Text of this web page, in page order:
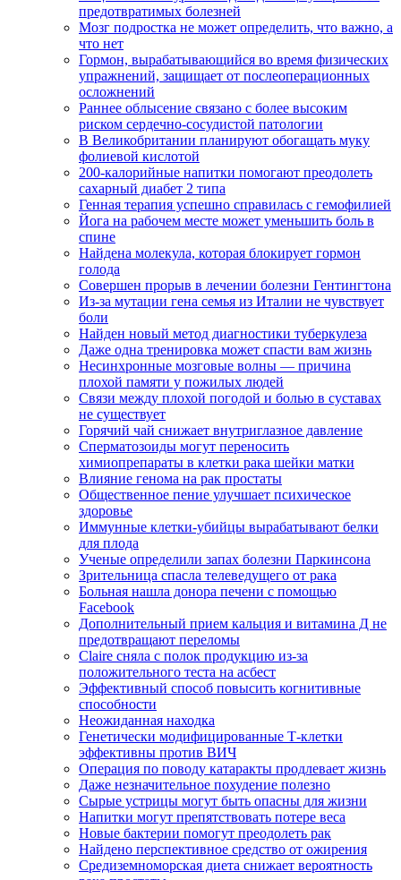
предотвратимых болезней
Мозг подростка не может определить, что важно, а
что нет
Гормон, вырабатывающийся во время физических
упражнений, защищает от послеоперационных
осложнений
Раннее облысение связано с более высоким
риском сердечно-сосудистой патологии
В Великобритании планируют обогащать муку
фолиевой кислотой
200-калорийные напитки помогают преодолеть
сахарный диабет 2 типа
Генная терапия успешно справилась с гемофилией
Йога на рабочем месте может уменьшить боль в
спине
Найдена молекула, которая блокирует гормон
голода
Совершен прорыв в лечении болезни Гентингтона
Из-за мутации гена семья из Италии не чувствует
боли
Найден новый метод диагностики туберкулеза
Даже одна тренировка может спасти вам жизнь
Несинхронные мозговые волны — причина
плохой памяти у пожилых людей
Связи между плохой погодой и болью в суставах
не существует
Горячий чай снижает внутриглазное давление
Сперматозоиды могут переносить
химиопрепараты в клетки рака шейки матки
Влияние генома на рак простаты
Общественное пение улучшает психическое
здоровье
Иммунные клетки-убийцы вырабатывают белки
для плода
Ученые определили запах болезни Паркинсона
Зрительница спасла телеведущего от рака
Больная нашла донора печени с помощью
Facebook
Дополнительный прием кальция и витамина Д не
предотвращают переломы
Claire сняла с полок продукцию из-за
положительного теста на асбест
Эффективный способ повысить когнитивные
способности
Неожиданная находка
Генетически модифицированные Т-клетки
эффективны против ВИЧ
Операция по поводу катаракты продлевает жизнь
Даже незначительное похудение полезно
Сырые устрицы могут быть опасны для жизни
Напитки могут препятствовать потере веса
Новые бактерии помогут преодолеть рак
Найдено перспективное средство от ожирения
Средиземноморская диета снижает вероятность